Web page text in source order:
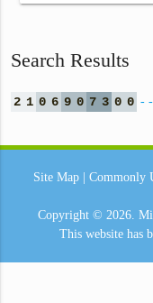
Search Results
2 1 0 6 9 0 7 3 0 0 -
Site Map Commonly
Copyright © 2026.
This website has